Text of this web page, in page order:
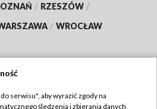
/ RZESZÓW /
/ WROCŁAW
serwisu", aby wyrazić zgody na
śledzenia i zbierania danych,